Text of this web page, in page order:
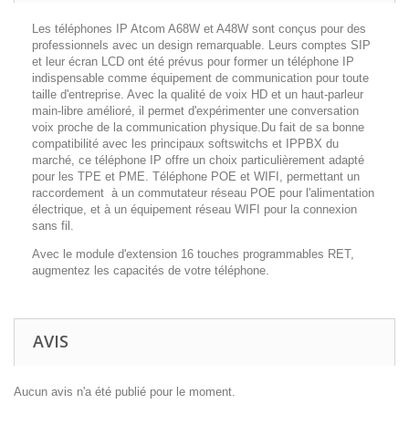
Les téléphones IP Atcom A68W et A48W sont conçus pour des
professionnels avec un design remarquable. Leurs comptes SIP
et leur écran LCD ont été prévus pour former un téléphone IP
indispensable comme équipement de communication pour toute
taille d'entreprise. Avec la qualité de voix HD et un haut-parleur
main-libre amélioré, il permet d'expérimenter une conversation
voix proche de la communication physique.Du fait de sa bonne
compatibilité avec les principaux softswitchs et IPPBX du
marché, ce téléphone IP offre un choix particulièrement adapté
pour les TPE et PME. Téléphone POE et WIFI, permettant un
raccordement à un commutateur réseau POE pour l'alimentation
électrique, et à un équipement réseau WIFI pour la connexion
sans fil.
Avec le module d'extension 16 touches programmables RET,
augmentez les capacités de votre téléphone.
AVIS
Aucun avis n'a été publié pour le moment.